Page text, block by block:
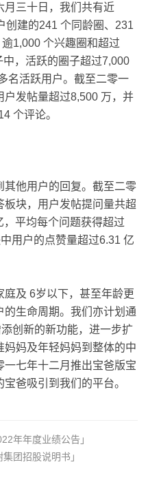
月三十日，我们共有近
创建的241 个同龄圈、231
1,000 个兴趣圈和超过
，活跃的圈子超过7,000
名活跃用户。截至二零一
户发帖量超过8,500 万，并
个评论。
他用户的回复。截至二零
块，用户发帖提问量共超
平均每个问题获得超过
用户的点赞量超过6.31 亿
及 6岁以下，甚至年龄更
生命周期。我们亦计划通
创新的新功能，进一步扩
妈及年轻妈妈到整体的中
一七年十二月推出宝爸版宝
爸吸引到我们的平台。
年年度业绩公告」
团招股说明书」